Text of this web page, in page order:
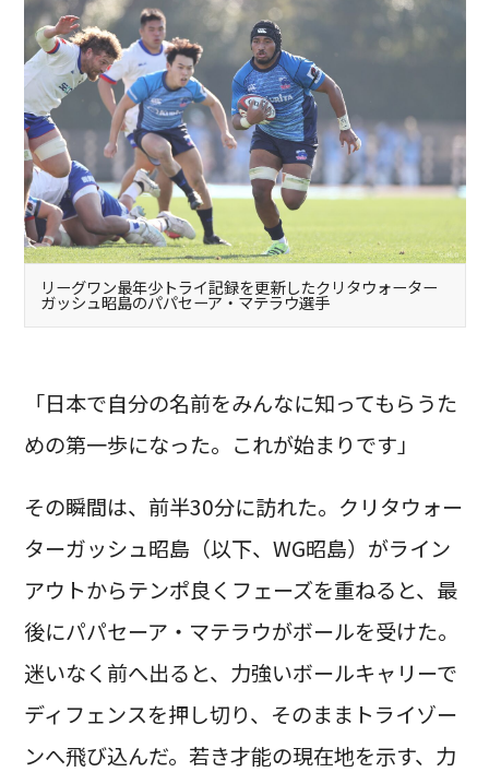
リーグワン最年少トライ記録を更新したクリタウォーター
ガッシュ昭島のパパセーア・マテラウ選手
「日本で自分の名前をみんなに知ってもらうた
めの第一歩になった。これが始まりです」
その瞬間は、前半30分に訪れた。クリタウォー
ターガッシュ昭島（以下、WG昭島）がライン
アウトからテンポ良くフェーズを重ねると、最
後にパパセーア・マテラウがボールを受けた。
迷いなく前へ出ると、力強いボールキャリーで
ディフェンスを押し切り、そのままトライゾー
ンへ飛び込んだ。若き才能の現在地を示す、力